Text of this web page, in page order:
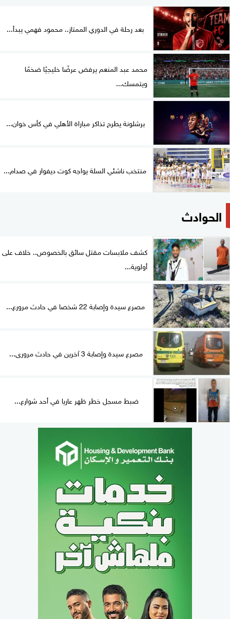
بعد رحلة في الدوري الممتاز.. محمود فهمي يبدأ...
محمد عبد المنعم يرفض عرضًا خليجيًا ضخمًا
ويتمسك...
برشلونة يطرح تذاكر مباراة الأهلي في كأس خوان...
منتخب ناشئي السلة يواجه كوت ديفوار في صدام...
الحوادث
كشف ملابسات مقتل سائق بالخصوص.. خلاف على
أولوية...
مصرع سيدة وإصابة 22 شخصا في حادث مرورع...
مصرع سيدة وإصابة 3 آخرين في حادث مرورى...
ضبط مسجل خطر ظهر عاريا في أحد شوارع...